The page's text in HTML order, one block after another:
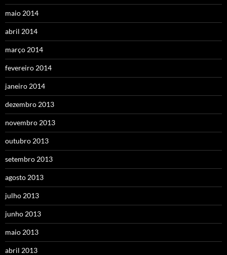
maio 2014
abril 2014
março 2014
fevereiro 2014
janeiro 2014
dezembro 2013
novembro 2013
outubro 2013
setembro 2013
agosto 2013
julho 2013
junho 2013
maio 2013
abril 2013